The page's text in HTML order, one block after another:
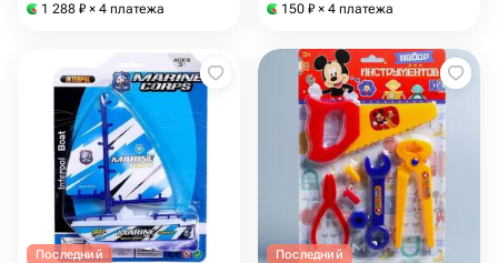
1 288 ₽ × 4 платежа 150 ₽ × 4 платежа
Последний Последний